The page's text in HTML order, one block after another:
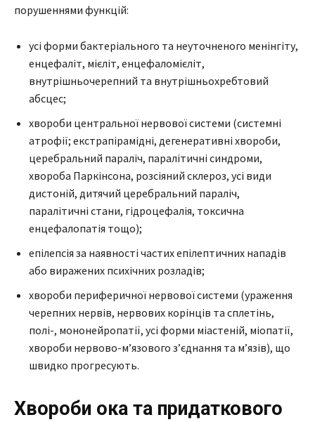
порушеннями функцій:
усі форми бактеріального та неуточненого менінгіту,
енцефаліт, мієліт, енцефаломієліт,
внутрішньочерепний та внутрішньохребтовий
абсцес;
хвороби центральної нервової системи (системні
атрофії; екстрапірамідні, дегенеративні хвороби,
церебральний параліч, паралітичні синдроми,
хвороба Паркінсона, розсіяний склероз, усі види
дистоній, дитячий церебральний параліч,
паралітичні стани, гідроцефалія, токсична
енцефалопатія тощо);
епілепсія за наявності частих епілептичних нападів
або виражених психічних розладів;
хвороби периферичної нервової системи (ураження
черепних нервів, нервових корінців та сплетінь,
полі-, мононейропатії, усі форми міастеній, міопатії,
хвороби нервово-м’язового з’єднання та м’язів), що
швидко прогресують.
Хвороби ока та придаткового